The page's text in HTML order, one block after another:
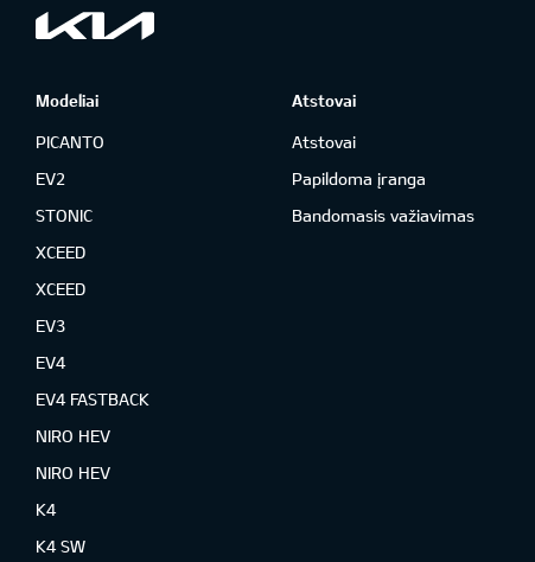
Modeliai
PICANTO
EV2
STONIC
XCEED
XCEED
EV3
EV4
EV4 FASTBACK
NIRO HEV
NIRO HEV
K4
K4 SW
Atstovai
Atstovai
Papildoma įranga
Bandomasis važiavimas